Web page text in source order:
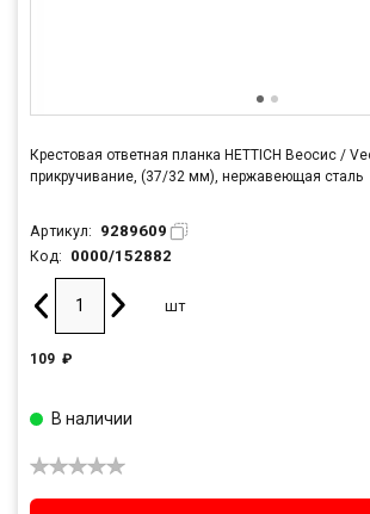
Крестовая ответная планка HETTICH Веосис /
прикручивание, (37/32 мм), нержавеющая сталь
Артикул: 9289609
Код: 0000/152882
шт
109 ₽
В наличии